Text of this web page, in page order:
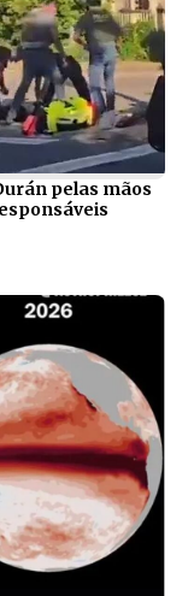
pelas mãos